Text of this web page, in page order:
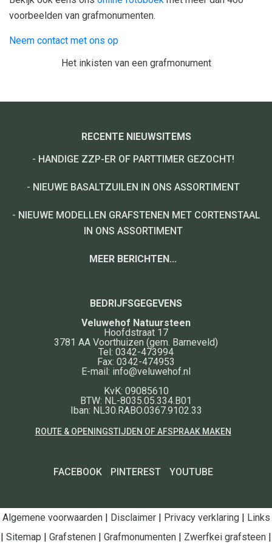
voorbeelden van grafmonumenten.
Neem contact met ons op
Het inkisten van een grafmonument
BEDRIJFSGEGEVENS
Veluwehof Natuursteen
Hoofdstraat 17
3781 AA Voorthuizen (gem. Barneveld)
Tel: 0342-473994
Fax: 0342-474953
E-mail: info@veluwehof.nl
KvK: 09085610
BTW: NL-8035.05.334.B01
Iban: NL30.RABO.0367.9102.33
ROUTE & OPENINGSTIJDEN OF AFSPRAAK MAKEN
RECENTE NIEUWSITEMS
- HANDIGE ZZP-ER OF PARTTIMER GEZOCHT!
- NIEUWE BASALTZUILEN IN ONS ASSORTIMENT
- NIEUWE MODELLEN GRAFSTENEN MET CORTENSTAAL
IN ONS ASSORTIMENT
MEER BERICHTEN...
FACEBOOK PINTEREST YOUTUBE
Algemene voorwaarden| Disclaimer| Privacy verklaring| Links
| Sitemap | Grafstenen | Grafmonumenten | Zwerfkei grafsteen |